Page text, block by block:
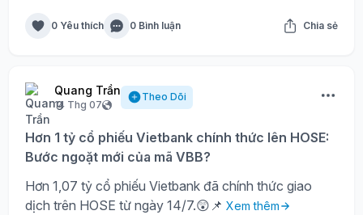
0 Yêu thích 0 Bình luận Chia sẻ
Quang Trần
14 Thg 07
Theo Dõi
Hơn 1 tỷ cổ phiếu Vietbank chính thức lên HOSE:
Bước ngoặt mới của mã VBB?
Hơn 1,07 tỷ cổ phiếu Vietbank đã chính thức giao
dịch trên HOSE từ ngày 14/7.😲📌 Xem thêm